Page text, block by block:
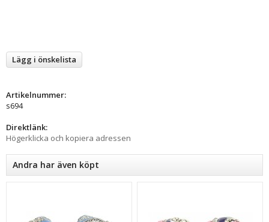
Lägg i önskelista
Artikelnummer:
s694
Direktlänk:
Högerklicka och kopiera adressen
Andra har även köpt